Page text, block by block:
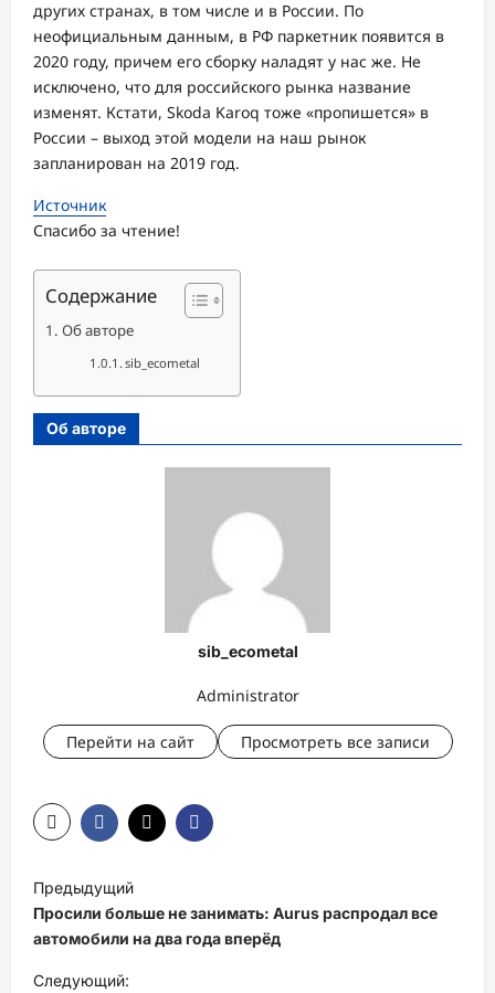
других странах, в том числе и в России. По
неофициальным данным, в РФ паркетник появится в
2020 году, причем его сборку наладят у нас же. Не
исключено, что для российского рынка название
изменят. Кстати, Skoda Karoq тоже «пропишется» в
России – выход этой модели на наш рынок
запланирован на 2019 год.
Источник
Спасибо за чтение!
Содержание
Об авторе
sib_ecometal
Об авторе
sib_ecometal
Administrator
Перейти на сайт Просмотреть все записи
Н
а
в
и
Предыдущий
Просили больше не занимать: Aurus распродал все
автомобили на два года вперёд
Следующий: